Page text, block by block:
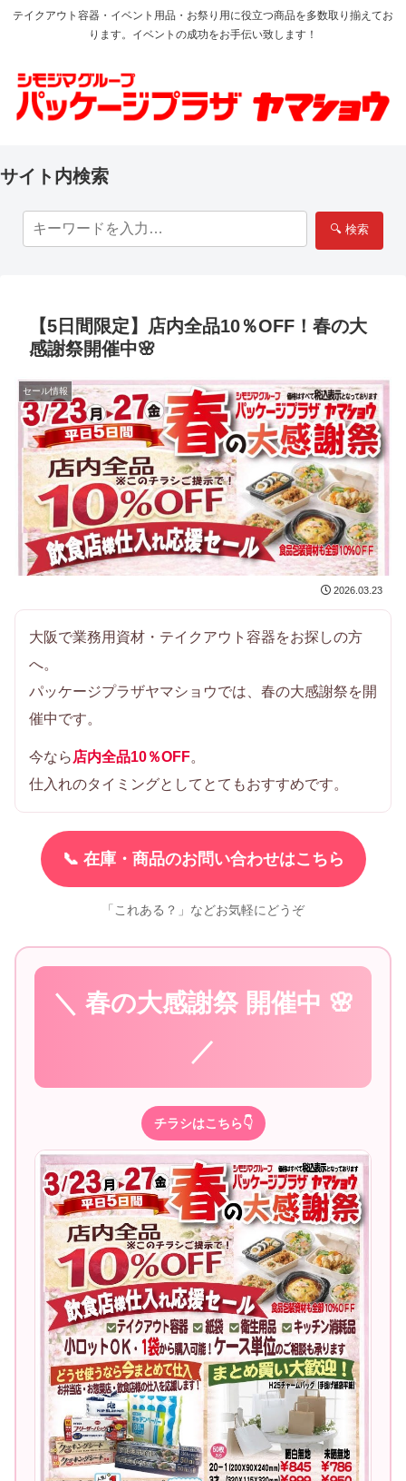
テイクアウト容器・イベント用品・お祭り用に役立つ商品を多数取り揃えてお
ります。イベントの成功をお手伝い致します！
サイト内検索
🔍 検索
【5日間限定】店内全品10％OFF！春の大
感謝祭開催中🌸
セール情報
2026.03.23
大阪で業務用資材・テイクアウト容器をお探しの方
へ。
パッケージプラザヤマショウでは、春の大感謝祭を開
催中です。
今なら 店内全品10％OFF。
仕入れのタイミングとしてとてもおすすめです。
📞 在庫・商品のお問い合わせはこちら
「これある？」などお気軽にどうぞ
＼ 春の大感謝祭 開催中 🌸
／
チラシはこちら👇